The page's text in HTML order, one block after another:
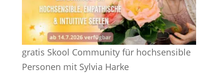
gratis Skool Community für hochsensible
Personen mit Sylvia Harke